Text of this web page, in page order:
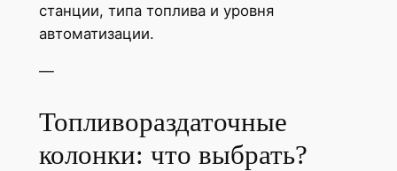
станции, типа топлива и уровня
автоматизации.
—
Топливораздаточные
колонки: что выбрать?